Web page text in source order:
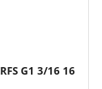
G1 3/16 16